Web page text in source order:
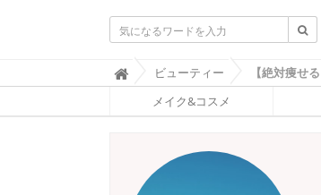
ふ
ぉ
ち
ビューティー
メイク&コスメ